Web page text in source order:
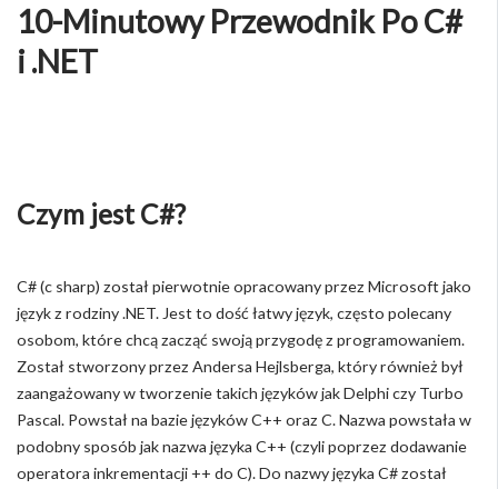
10-Minutowy Przewodnik Po C#
i .NET
Czym jest C#?
C# (c sharp) został pierwotnie opracowany przez Microsoft jako
język z rodziny .NET. Jest to dość łatwy język, często polecany
osobom, które chcą zacząć swoją przygodę z programowaniem.
Został stworzony przez Andersa Hejlsberga, który również był
zaangażowany w tworzenie takich języków jak Delphi czy Turbo
Pascal. Powstał na bazie języków C++ oraz C. Nazwa powstała w
podobny sposób jak nazwa języka C++ (czyli poprzez dodawanie
operatora inkrementacji ++ do C). Do nazwy języka C# został